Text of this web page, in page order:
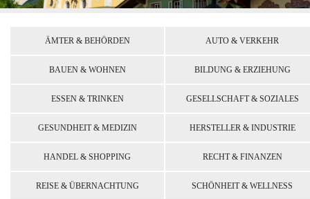
ÄMTER & BEHÖRDEN AUTO & VERKEHR
BAUEN & WOHNEN BILDUNG & ERZIEHUNG
ESSEN & TRINKEN GESELLSCHAFT & SOZIALES
GESUNDHEIT & MEDIZIN HERSTELLER & INDUSTRIE
HANDEL & SHOPPING RECHT & FINANZEN
REISE & ÜBERNACHTUNG SCHÖNHEIT & WELLNESS